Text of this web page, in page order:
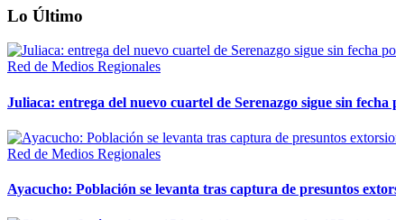
Lo Último
Red de Medios Regionales
Juliaca: entrega del nuevo cuartel de Serenazgo sigue sin
Red de Medios Regionales
Ayacucho: Población se levanta tras captura de presuntos